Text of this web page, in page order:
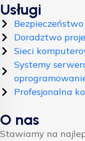
Usługi
Doradztwo
Sieci
Systemy
Profesjonalna
O nas
Stawiamy na